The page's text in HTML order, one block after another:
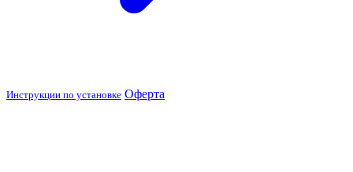
Инструкции по установке Оферта